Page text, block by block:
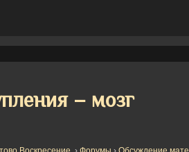
– мозг